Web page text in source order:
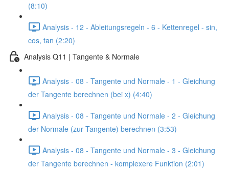
(8:10)
Analysis - 12 - Ableitungsregeln - 6 - Kettenregel - sin,
cos, tan (2:20)
Analysis Q11 | Tangente & Normale
Analysis - 08 - Tangente und Normale - 1 - Gleichung
der Tangente berechnen (bei x) (4:40)
Analysis - 08 - Tangente und Normale - 2 - Gleichung
der Normale (zur Tangente) berechnen (3:53)
Analysis - 08 - Tangente und Normale - 3 - Gleichung
der Tangente berechnen - komplexere Funktion (2:01)